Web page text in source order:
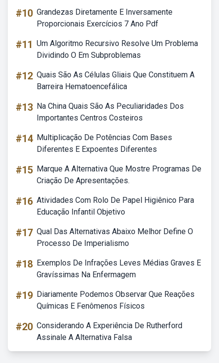
#10 Grandezas Diretamente E Inversamente
Proporcionais Exercícios 7 Ano Pdf
#11 Um Algoritmo Recursivo Resolve Um Problema
Dividindo O Em Subproblemas
#12 Quais São As Células Gliais Que Constituem A
Barreira Hematoencefálica
#13 Na China Quais São As Peculiaridades Dos
Importantes Centros Costeiros
#14 Multiplicação De Potências Com Bases
Diferentes E Expoentes Diferentes
#15 Marque A Alternativa Que Mostre Programas De
Criação De Apresentações.
#16 Atividades Com Rolo De Papel Higiênico Para
Educação Infantil Objetivo
#17 Qual Das Alternativas Abaixo Melhor Define O
Processo De Imperialismo
#18 Exemplos De Infrações Leves Médias Graves E
Gravíssimas Na Enfermagem
#19 Diariamente Podemos Observar Que Reações
Químicas E Fenômenos Físicos
#20 Considerando A Experiência De Rutherford
Assinale A Alternativa Falsa